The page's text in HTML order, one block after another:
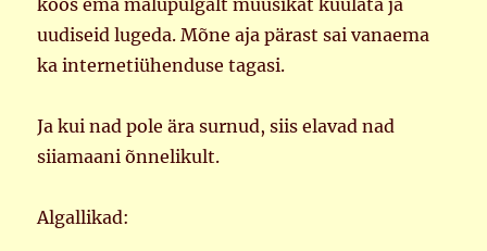
koos ema mälupulgalt muusikat kuulata ja
uudiseid lugeda. Mõne aja pärast sai vanaema
ka internetiühenduse tagasi.
Ja kui nad pole ära surnud, siis elavad nad
siiamaani õnnelikult.
Algallikad: